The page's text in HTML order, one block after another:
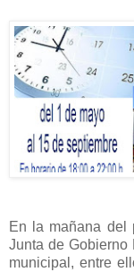
En la mañana del
Junta de Gobierno
municipal, entre